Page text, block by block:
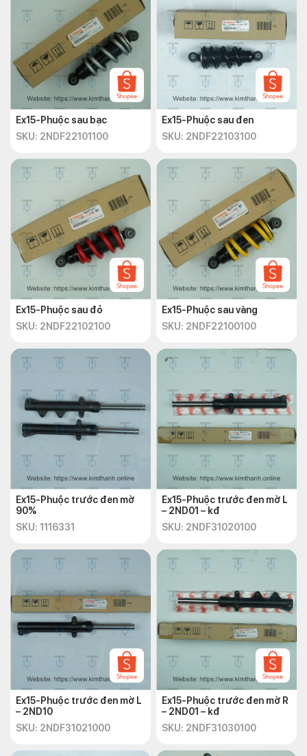
Ex15-Phuộc sau bạc
SKU: 2NDF22101100
Ex15-Phuộc sau đen
SKU: 2NDF22103100
Ex15-Phuộc sau đỏ
SKU: 2NDF22102100
Ex15-Phuộc sau vàng
SKU: 2NDF22100100
Ex15-Phuộc trước đen mờ
90%
SKU: 1116331
Ex15-Phuộc trước đen mờ L
– 2ND01 – kđ
SKU: 2NDF31020100
Ex15-Phuộc trước đen mờ L
– 2ND10
SKU: 2NDF31021000
Ex15-Phuộc trước đen mờ R
– 2ND01 – kđ
SKU: 2NDF31030100